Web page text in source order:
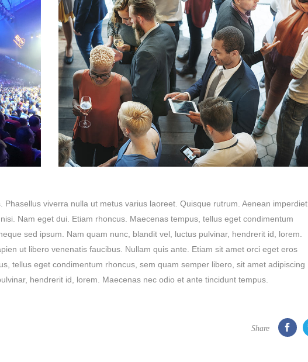
viverra nulla ut metus varius laoreet. Quisque rutrum. Aenean imperdiet.
Nam eget dui. Etiam rhoncus. Maecenas tempus, tellus eget condimentum
sed ipsum. Nam quam nunc, blandit vel, luctus pulvinar, hendrerit id, lorem.
ut libero venenatis faucibus. Nullam quis ante. Etiam sit amet orci eget eros
tellus eget condimentum rhoncus, sem quam semper libero, sit amet adipiscing
hendrerit id, lorem. Maecenas nec odio et ante tincidunt tempus.
Share